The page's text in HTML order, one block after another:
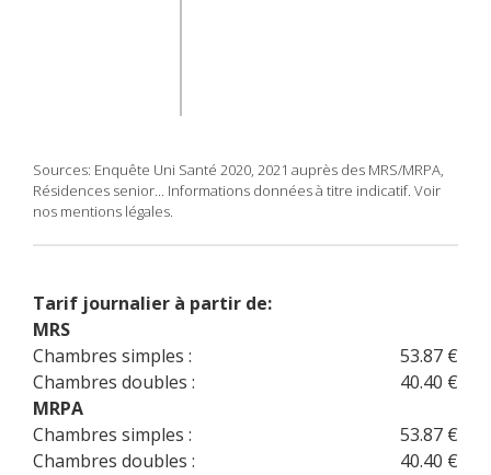
Sources: Enquête Uni Santé 2020, 2021 auprès des MRS/MRPA,
Résidences senior... Informations données à titre indicatif. Voir
nos mentions légales.
Tarif journalier à partir de:
MRS
Chambres simples :
53.87 €
Chambres doubles :
40.40 €
MRPA
Chambres simples :
53.87 €
Chambres doubles :
40.40 €